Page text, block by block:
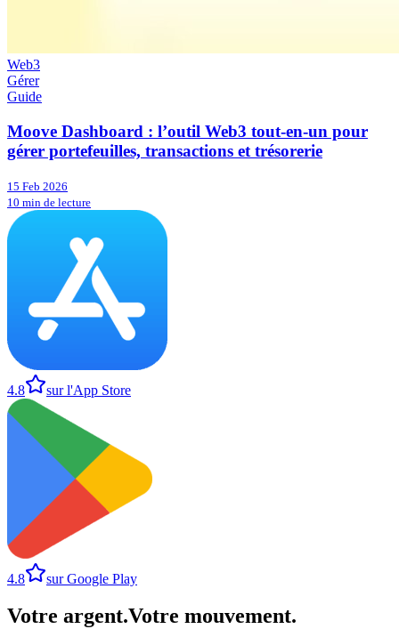
Web3
Gérer
Guide
Moove Dashboard : l’outil Web3 tout-en-un pour
gérer portefeuilles, transactions et trésorerie
15 Feb 2026
10 min de lecture
4.8 sur l'App Store
4.8 sur Google Play
Votre argent.Votre mouvement.